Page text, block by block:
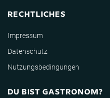
RECHTLICHES
Impressum
Datenschutz
Nutzungsbedingungen
DU BIST GASTRONOM?